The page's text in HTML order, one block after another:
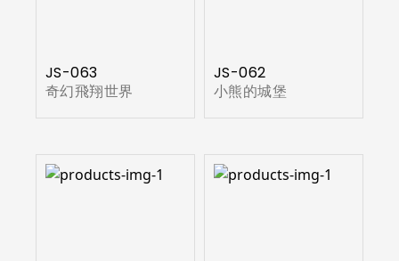
JS-063
奇幻飛翔世界
JS-062
小熊的城堡